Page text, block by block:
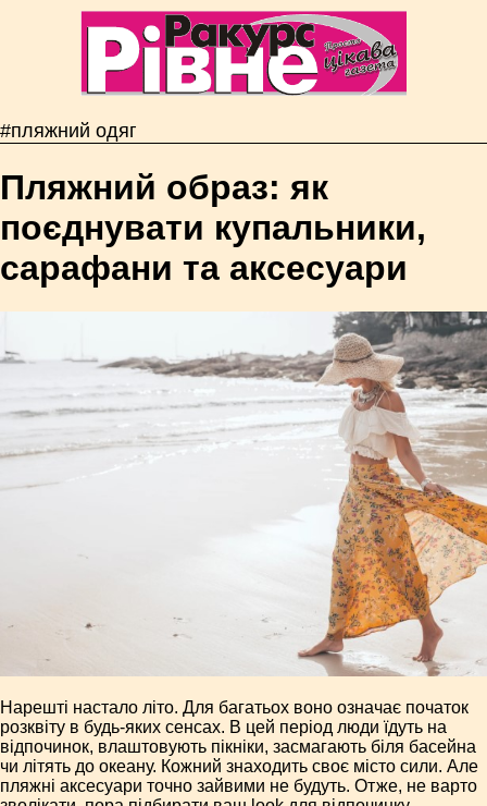
#пляжний одяг
Пляжний образ: як
поєднувати купальники,
сарафани та аксесуари
Нарешті настало літо. Для багатьох воно означає початок
розквіту в будь-яких сенсах. В цей період люди їдуть на
відпочинок, влаштовують пікніки, засмагають біля басейна
чи літять до океану. Кожний знаходить своє місто сили. Але
пляжні аксесуари точно зайвими не будуть. Отже, не варто